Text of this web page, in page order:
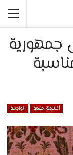
جمهورية
أنشطة ملكية الواجهة